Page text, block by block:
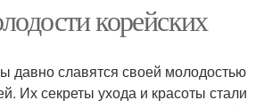
корейских
давно славятся своей молодостью
Их секреты ухода и красоты стали